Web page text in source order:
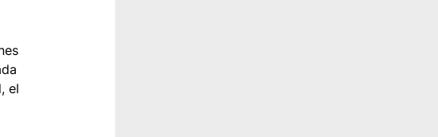
el